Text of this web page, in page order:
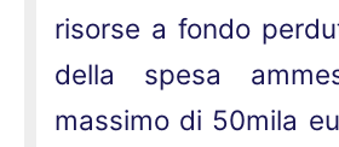
risorse a fondo
della spesa
massimo di 50mila